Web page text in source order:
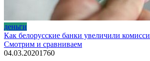
деньги
Как белорусские банки увеличили
Смотрим и сравниваем
04.03.20201 760